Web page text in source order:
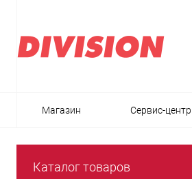
Магазин Сервис-центр
Каталог товаров